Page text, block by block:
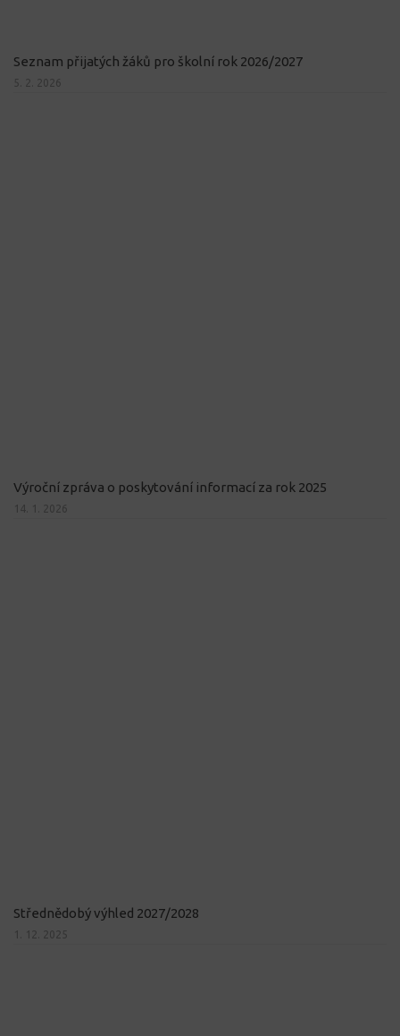
Seznam přijatých žáků pro školní rok 2026/2027
5. 2. 2026
Výroční zpráva o poskytování informací za rok 2025
14. 1. 2026
Střednědobý výhled 2027/2028
1. 12. 2025